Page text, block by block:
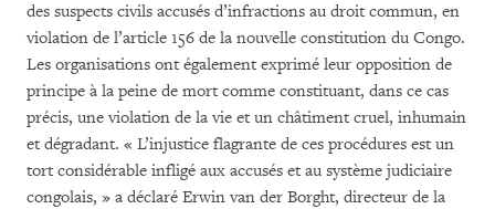
des suspects civils accusés d’infractions au droit commun, en
violation de l’article 156 de la nouvelle constitution du Congo.
Les organisations ont également exprimé leur opposition de
principe à la peine de mort comme constituant, dans ce cas
précis, une violation de la vie et un châtiment cruel, inhumain
et dégradant. « L’injustice flagrante de ces procédures est un
tort considérable infligé aux accusés et au système judiciaire
congolais, » a déclaré Erwin van der Borght, directeur de la